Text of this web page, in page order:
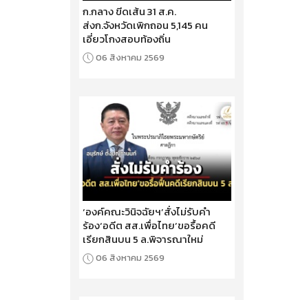
ก.กลาง ขีดเส้น 31 ส.ค.
ส่งก.จังหวัดเพิกถอน 5,145 คน
เอี่ยวโกงสอบท้องถิ่น
06 สิงหาคม 2569
‘องค์คณะวินิจฉัยฯ’สั่งไม่รับคำ
ร้อง‘อดีต สส.เพื่อไทย’ขอรื้อคดี
เรียกสินบน 5 ล.พิจารณาใหม่
06 สิงหาคม 2569